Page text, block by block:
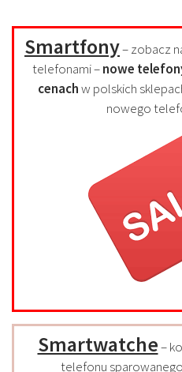
Smartfony– zobacz
telefonami –nowe
cenachw polskich
nowego
Smartwatche–
telefonu